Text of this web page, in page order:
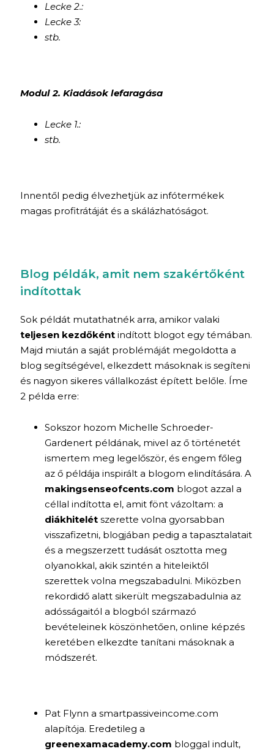
Lecke 2.:
Lecke 3:
stb.
Modul 2. Kiadások lefaragása
Lecke 1.:
stb.
Innentől pedig élvezhetjük az infótermékek
magas profitrátáját és a skálázhatóságot.
Blog példák, amit nem szakértőként
indítottak
Sok példát mutathatnék arra, amikor valaki
teljesen kezdőként indított blogot egy témában.
Majd miután a saját problémáját megoldotta a
blog segítségével, elkezdett másoknak is segíteni
és nagyon sikeres vállalkozást épített belőle. Íme
2 példa erre:
Sokszor hozom Michelle Schroeder-
Gardenert példának, mivel az ő történetét
ismertem meg legelőször, és engem főleg
az ő példája inspirált a blogom elindítására. A
makingsenseofcents.com blogot azzal a
céllal indította el, amit fönt vázoltam: a
diákhitelét szerette volna gyorsabban
visszafizetni, blogjában pedig a tapasztalatait
és a megszerzett tudását osztotta meg
olyanokkal, akik szintén a hiteleiktől
szerettek volna megszabadulni. Miközben
rekordidő alatt sikerült megszabadulnia az
adósságaitól a blogból származó
bevételeinek köszönhetően, online képzés
keretében elkezdte tanítani másoknak a
módszerét.
Pat Flynn a smartpassiveincome.com
alapítója. Eredetileg a
greenexamacademy.com bloggal indult,